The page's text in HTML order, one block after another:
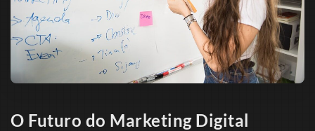
O Futuro do Marketing Digital